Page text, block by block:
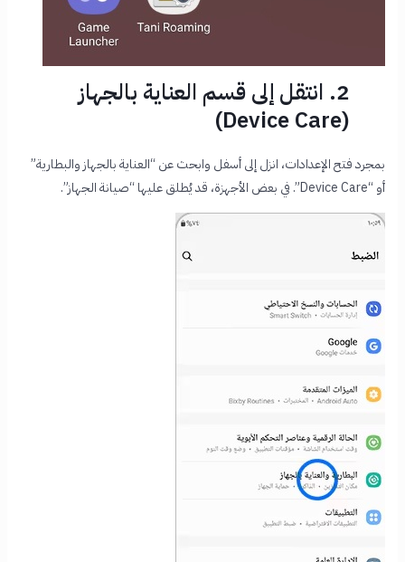
2. انتقل إلى قسم العناية بالجهاز
(Device Care)
بمجرد فتح الإعدادات، انزل إلى أسفل وابحث عن “العناية بالجهاز والبطارية”
أو “Device Care”. في بعض الأجهزة، قد يُطلق عليها “صيانة الجهاز”.